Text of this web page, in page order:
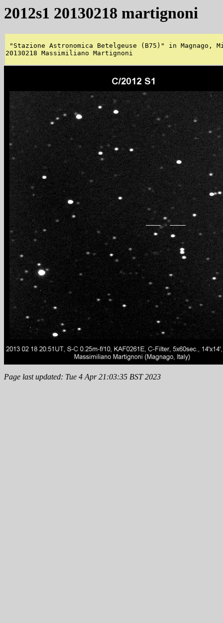
2012s1 20130218 martignoni
"Stazione Astronomica Betelgeuse (B75)" in
20130218 Massimiliano Martignoni
Page last updated: Tue 4 Apr 21:03:35 BST 2023